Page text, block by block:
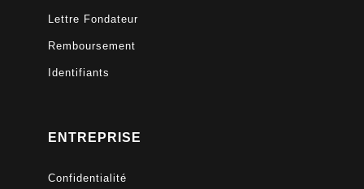
Lettre Fondateur
Remboursement
Identifiants
ENTREPRISE
Confidentialité